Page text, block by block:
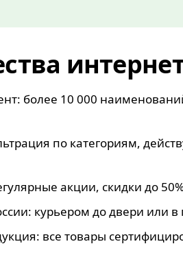
более 10 000
по категориям,
акции, скидки до
курьером до двери или
все товары